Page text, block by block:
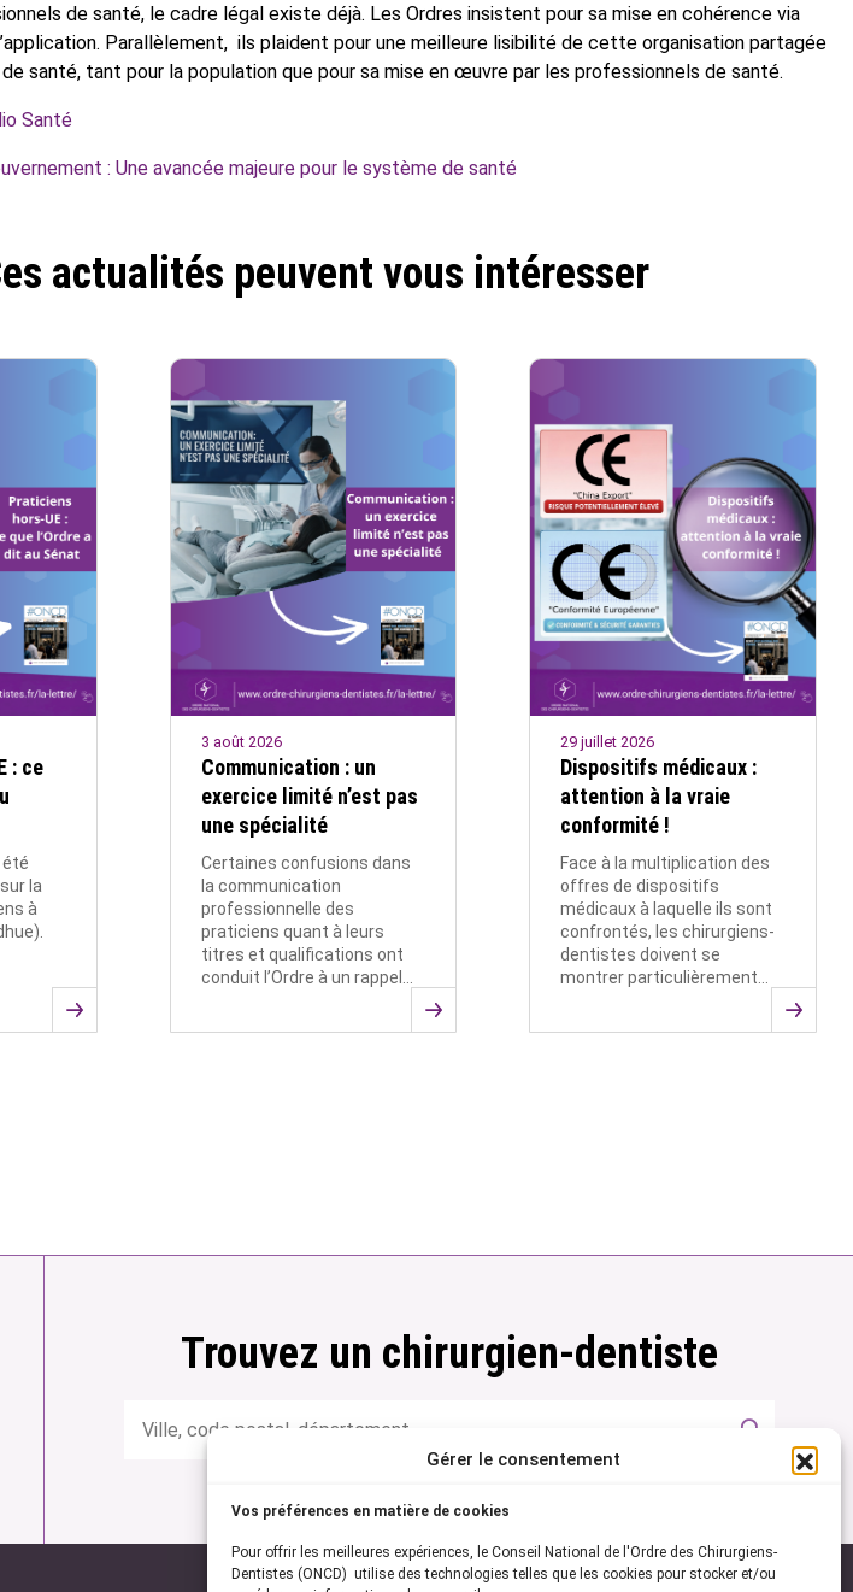
Gérer le consentement
Vos préférences en matière de cookies
Pour offrir les meilleures expériences, le Conseil National de l'Ordre des Chirurgiens-
Dentistes (ONCD) utilise des technologies telles que les cookies pour stocker et/ou
de santé, le cadre légal existe déjà. Les Ordres insistent pour sa mise en cohérence via
Parallèlement, ils plaident pour une meilleure lisibilité de cette organisation partagée
santé, tant pour la population que pour sa mise en œuvre par les professionnels de santé.
Santé
: Une avancée majeure pour le système de santé
actualités peuvent vous intéresser
: ce
été
la
à
3 août 2026
Communication : un
exercice limité n’est pas
une spécialité
Certaines confusions dans
la communication
professionnelle des
praticiens quant à leurs
titres et qualifications ont
conduit l’Ordre à un rappel…
29 juillet 2026
Dispositifs médicaux :
attention à la vraie
conformité !
Face à la multiplication des
offres de dispositifs
médicaux à laquelle ils sont
confrontés, les chirurgiens-
dentistes doivent se
montrer particulièrement…
Trouvez un chirurgien-dentiste
Rechercher